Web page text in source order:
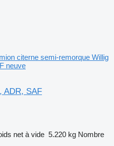
citerne semi-remorque Willig
neuve
ADR, SAF
net à vide 5.220 kg Nombre